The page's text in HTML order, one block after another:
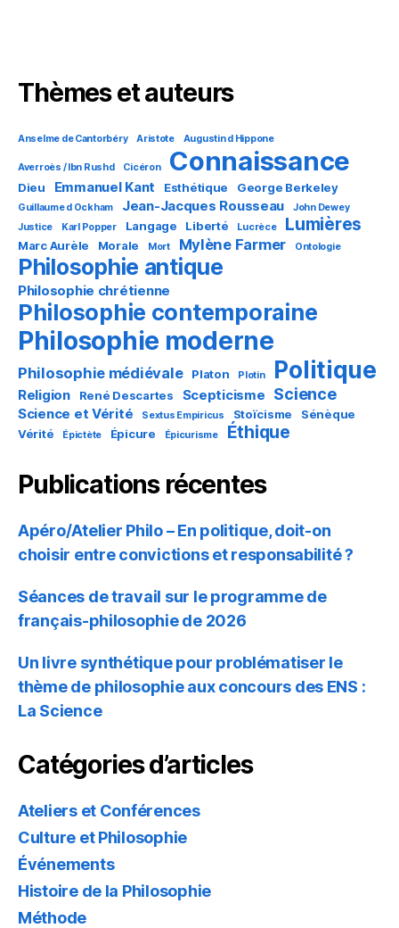
Thèmes et auteurs
Anselme de Cantorbéry Aristote Augustin d Hippone
Averroès / Ibn Rushd Cicéron Connaissance
Dieu Emmanuel Kant Esthétique George Berkeley
Guillaume d Ockham Jean-Jacques Rousseau
John Dewey
Justice
Karl Popper Langage Liberté Lucrèce Lumières
Marc Aurèle Morale Mort Mylène Farmer Ontologie
Philosophie antique
Philosophie chrétienne
Philosophie contemporaine
Philosophie moderne
Philosophie médiévale Platon Plotin Politique
Religion René Descartes Scepticisme Science
Science et Vérité Sextus Empiricus Stoïcisme
Sénèque
Vérité
Épictète Épicure Épicurisme Éthique
Publications récentes
Apéro/Atelier Philo – En politique, doit-on
choisir entre convictions et responsabilité ?
Séances de travail sur le programme de
français-philosophie de 2026
Un livre synthétique pour problématiser le
thème de philosophie aux concours des ENS :
La Science
Catégories d’articles
Ateliers et Conférences
Culture et Philosophie
Événements
Histoire de la Philosophie
Méthode